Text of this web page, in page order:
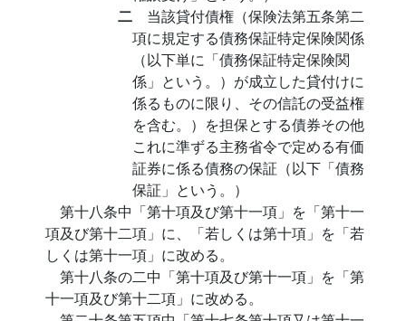
二 当該貸付債権（保険法第五条第二
項に規定する債務保証特定保険関係
（以下単に「債務保証特定保険関
係」という。）が成立した貸付けに
係るものに限り、その信託の受益権
を含む。）を担保とする債券その他
これに準ずる主務省令で定める有価
証券に係る債務の保証（以下「債務
保証」という。）
第十八条中「第十項及び第十一項」を「第十一
項及び第十二項」に、「若しくは第十項」を「若
しくは第十一項」に改める。
第十八条の二中「第十項及び第十一項」を「第
十一項及び第十二項」に改める。